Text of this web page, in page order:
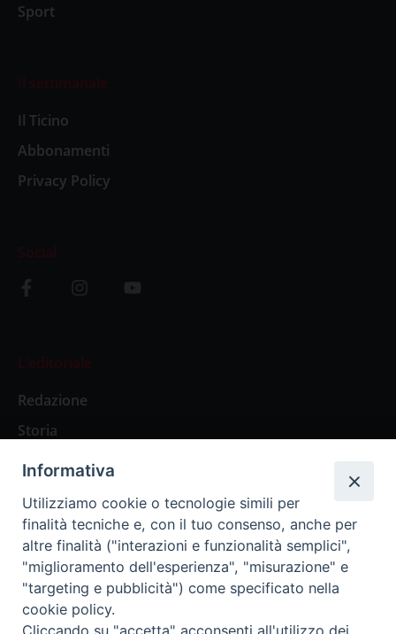
Sport
Il settimanale
Il Ticino
Abbonamenti
Privacy Policy
Social
L’editoriale
Redazione
Storia
Abbonamenti
Abbonamento Annuale Digitale
Abbonamento Annuale Cartaceo
Abbonamento Singola Copia Digitale
Informativa
Utilizziamo cookie o tecnologie simili per
finalità tecniche e, con il tuo consenso, anche per
altre finalità ("interazioni e funzionalità semplici",
"miglioramento dell'esperienza", "misurazione" e
"targeting e pubblicità") come specificato nella
cookie policy.